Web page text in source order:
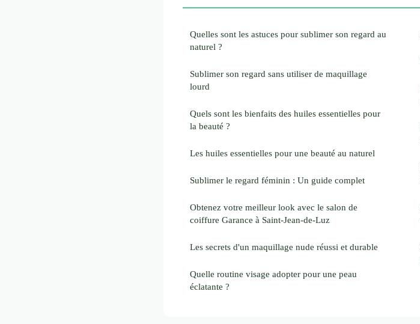
Quelles sont les astuces pour sublimer son regard au
naturel ?
Sublimer son regard sans utiliser de maquillage
lourd
Quels sont les bienfaits des huiles essentielles pour
la beauté ?
Les huiles essentielles pour une beauté au naturel
Sublimer le regard féminin : Un guide complet
Obtenez votre meilleur look avec le salon de
coiffure Garance à Saint-Jean-de-Luz
Les secrets d'un maquillage nude réussi et durable
Quelle routine visage adopter pour une peau
éclatante ?